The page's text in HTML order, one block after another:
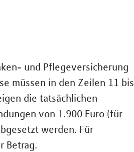
und Pflegeversicherung
müssen in den Zeilen 11 bis
die tatsächlichen
von 1.900 Euro (für
werden. Für
Betrag.